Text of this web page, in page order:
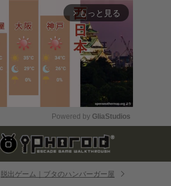
arrow_forward_ios もっと見る
Mute
Powered by GliaStudios
脱出ゲーム｜ブタのハンバーガー屋